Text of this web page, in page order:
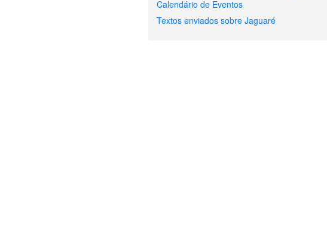
Calendário de Eventos
Textos enviados sobre Jaguaré